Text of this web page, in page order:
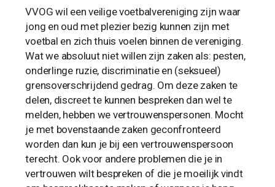
VVOG wil een veilige voetbalvereniging zijn waar
jong en oud met plezier bezig kunnen zijn met
voetbal en zich thuis voelen binnen de vereniging.
Wat we absoluut niet willen zijn zaken als: pesten,
onderlinge ruzie, discriminatie en (seksueel)
grensoverschrijdend gedrag. Om deze zaken te
delen, discreet te kunnen bespreken dan wel te
melden, hebben we vertrouwenspersonen. Mocht
je met bovenstaande zaken geconfronteerd
worden dan kun je bij een vertrouwenspersoon
terecht. Ook voor andere problemen die je in
vertrouwen wilt bespreken of die je moeilijk vindt